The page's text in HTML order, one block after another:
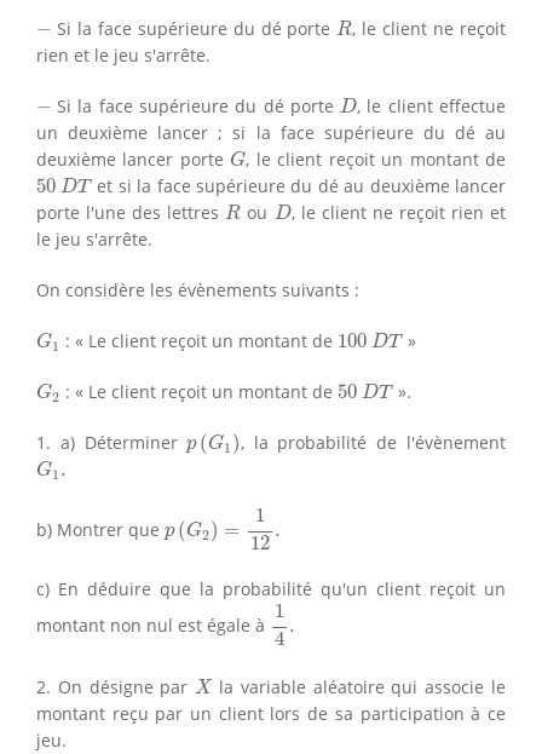
−
− Si la face supérieure du dé porteR
R, le client ne reçoit
rien et le jeu s'arrête.
−
− Si la face supérieure du dé porteD
D, le client effectue
un deuxième lancer ; si la face supérieure du dé au
deuxième lancer porte G
G, le client reçoit un montant de
50 DT
50 DT et si la face supérieure du dé au deuxième lancer
porte l'une des lettresR
R ou D
D, le client ne reçoit rien et
le jeu s'arrête.
On considère les évènements suivants :
G1
G1 : « Le client reçoit un montant de 100 DT
100 DT»
G2
G2 : « Le client reçoit un montant de 50 DT
50 DT».
1. a) Déterminerp (G1 )
p (G1 ), la probabilité de l'évènement
G1 .
G1
b) Montrer que p (G2) =
1
12
.
12
c) En déduire que la probabilité qu'un client reçoit un
montant non nul est égale à
1
4
.
14.
2. On désigne parX
X la variable aléatoire qui associe le
montant reçu par un client lors de sa participation à ce
jeu.